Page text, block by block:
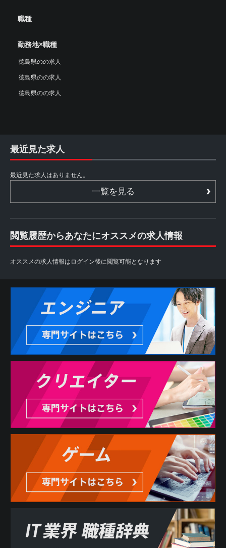
職種
勤務地×職種
徳島県のの求人
徳島県のの求人
徳島県のの求人
最近見た求人
最近見た求人はありません。
一覧を見る
閲覧履歴からあなたにオススメの求人情報
オススメの求人情報はログイン後に閲覧可能となります